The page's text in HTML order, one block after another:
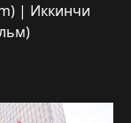
| Иккинчи